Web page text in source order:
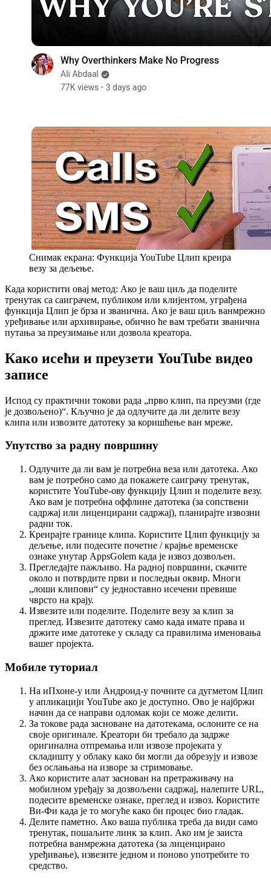
Снимак екрана: Функција YouTube Цлип креира
везу за дељење.
Када користити овај метод: Ако је ваш циљ да поделите
тренутак са саиграчем, публиком или клијентом, уграђена
функција Цлип је брза и званична. Ако је ваш циљ ванмрежно
уређивање или архивирање, обично ће вам требати званична
путања за преузимање или дозвола креатора.
Како исећи и преузети YouTube видео
записе
Испод су практични токови рада „прво клип, па преузми (где
је дозвољено)“. Кључно је да одлучите да ли делите везу
клипа или извозите датотеку за коришћење ван мреже.
Упутство за радну површину
Одлучите да ли вам је потребна веза или датотека. Ако
вам је потребно само да покажете саиграчу тренутак,
користите YouTube-ову функцију Цлип и поделите везу.
Ако вам је потребна оффлине датотека (за сопствени
садржај или лиценцирани садржај), планирајте извозни
радни ток.
Креирајте границе клипа. Користите Цлип функцију за
дељење, или подесите почетне / крајње временске
ознаке унутар AppsGolem када је извоз дозвољен.
Прегледајте пажљиво. На радној површини, скачите
около и потврдите први и последњи оквир. Многи
„лоши клипови“ су једноставно исечени превише
чврсто на крају.
Извезите или поделите. Поделите везу за клип за
преглед. Извезите датотеку само када имате права и
држите име датотеке у складу са правилима именовања
вашег пројекта.
Мобиле туториал
На иПхоне-у или Андроид-у почните са дугметом Цлип
у апликацији YouTube ако је доступно. Ово је најбржи
начин да се направи одломак који се може делити.
За токове рада засноване на датотекама, ослоните се на
своје оригинале. Креатори би требало да задрже
оригинална отпремања или извозе пројеката у
складишту у облаку како би могли да обрезују и извозе
без ослањања на изворе за стримовање.
Ако користите алат заснован на претраживачу на
мобилном уређају за дозвољени садржај, налепите URL,
подесите временске ознаке, преглед и извоз. Користите
Ви-Фи када је то могуће како би процес био гладак.
Делите паметно. Ако ваша публика треба да види само
тренутак, пошаљите линк за клип. Ако им је заиста
потребна ванмрежна датотека (за лиценцирано
уређивање), извезите једном и поново употребите то
средство.